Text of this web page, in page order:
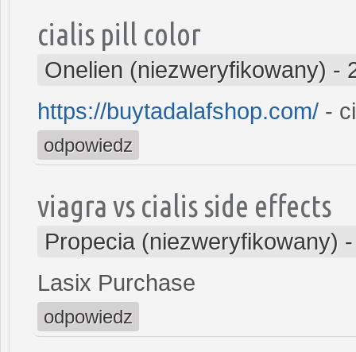
cialis pill color
Onelien (niezweryfikowany) -
https://buytadalafshop.com/ -
odpowiedz
viagra vs cialis side effects
Propecia (niezweryfikowany)
Lasix Purchase
odpowiedz